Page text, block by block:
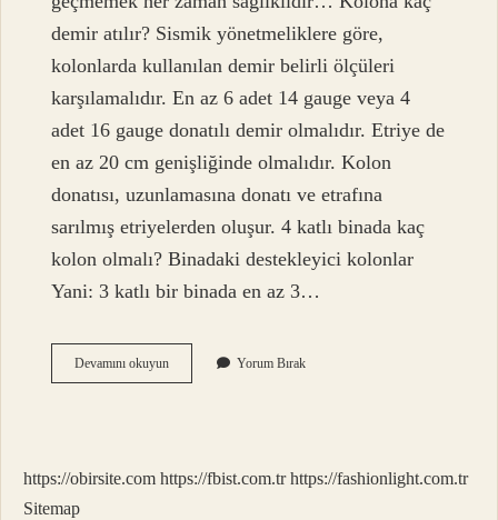
demir atılır? Sismik yönetmeliklere göre,
kolonlarda kullanılan demir belirli ölçüleri
karşılamalıdır. En az 6 adet 14 gauge veya 4
adet 16 gauge donatılı demir olmalıdır. Etriye de
en az 20 cm genişliğinde olmalıdır. Kolon
donatısı, uzunlamasına donatı ve etrafına
sarılmış etriyelerden oluşur. 4 katlı binada kaç
kolon olmalı? Binadaki destekleyici kolonlar
Yani: 3 katlı bir binada en az 3…
Devamını okuyunBir
Evde
Yorum Bırak
https://obirsite.com https://fbist.com.tr https://fashionlight.com.tr
Sitemap